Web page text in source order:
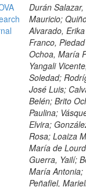
Durán
Mauricio;
Alvarado,
Franco,
Ochoa, María
Yangali
Soledad;
José Luis;
Belén; Brito
Paulina;
Elvira;
Rosa; Loaiza
María de
Guerra, Yailí;
María Antonia;
Peñafiel,